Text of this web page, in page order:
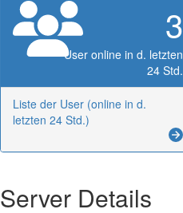
3
User online in d. letzten
24 Std.
Liste der User (online in d.
letzten 24 Std.)
Server Details